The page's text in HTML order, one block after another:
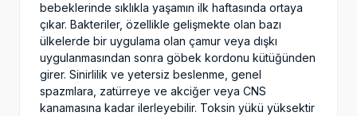
bebeklerinde sıklıkla yaşamın ilk haftasında ortaya
çıkar. Bakteriler, özellikle gelişmekte olan bazı
ülkelerde bir uygulama olan çamur veya dışkı
uygulanmasından sonra göbek kordonu kütüğünden
girer. Sinirlilik ve yetersiz beslenme, genel
spazmlara, zatürreye ve akciğer veya CNS
kanamasına kadar ilerleyebilir. Toksin yükü yüksektir